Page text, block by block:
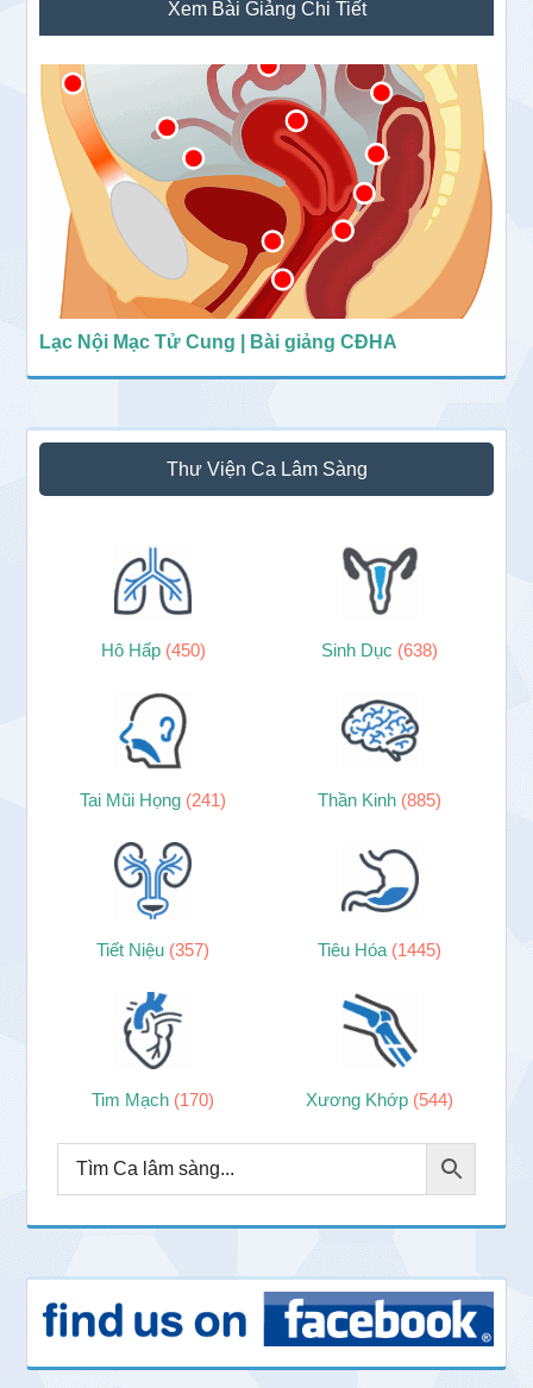
chính
Xem Bài Giảng Chi Tiết
Lạc Nội Mạc Tử Cung | Bài giảng CĐHA
Thư Viện Ca Lâm Sàng
Hô Hấp (450) Sinh Dục (638)
Tai Mũi Họng (241) Thần Kinh (885)
Tiết Niệu (357) Tiêu Hóa (1445)
Tim Mạch (170) Xương Khớp (544)